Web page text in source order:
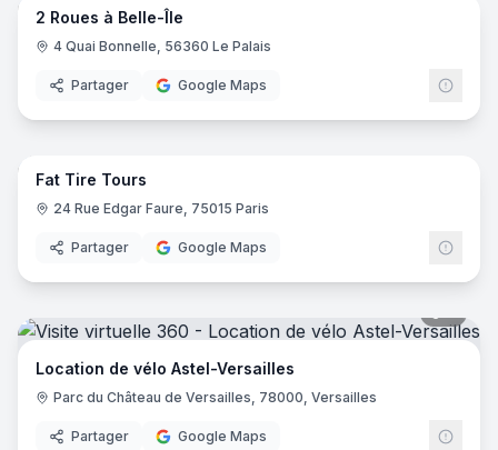
2 Roues à Belle-Île
4 Quai Bonnelle, 56360 Le Palais
Partager Google Maps
12
Fat Tire Tours
24 Rue Edgar Faure, 75015 Paris
Partager Google Maps
Location de vélo Astel-Versailles
Parc du Château de Versailles, 78000, Versailles
Partager Google Maps